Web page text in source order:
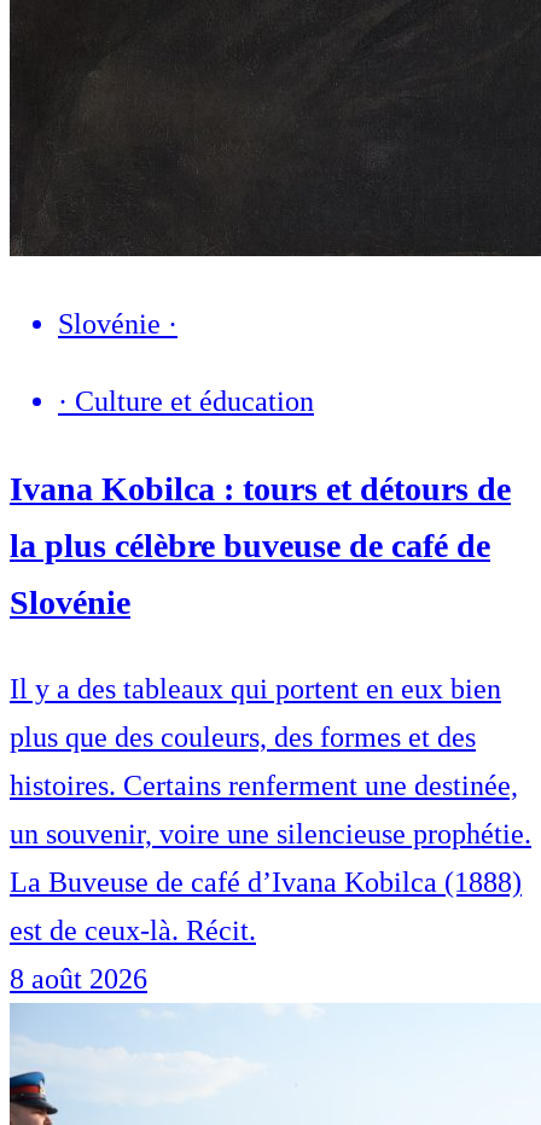
Slovénie ·
· Culture et éducation
Ivana Kobilca : tours et détours de
la plus célèbre buveuse de café de
Slovénie
Il y a des tableaux qui portent en eux bien
plus que des couleurs, des formes et des
histoires. Certains renferment une destinée,
un souvenir, voire une silencieuse prophétie.
La Buveuse de café d’Ivana Kobilca (1888)
est de ceux-là. Récit.
8 août 2026